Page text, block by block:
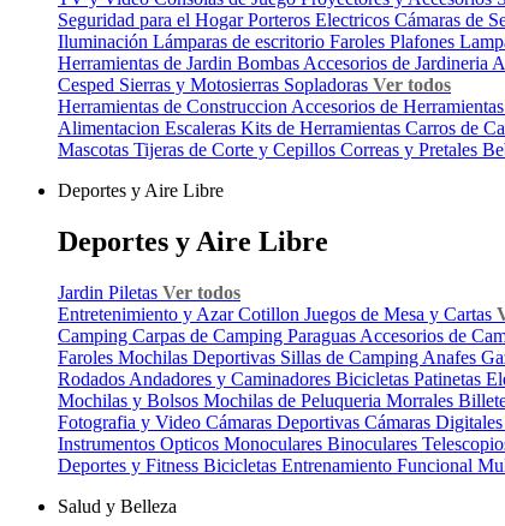
Seguridad para el HogarPorteros Electricos Cámaras de
Iluminación Lámparas de escritorio Faroles Plafones
Herramientas de Jardin Bombas Accesorios de Jardineria
Cesped Sierras y Motosierras Sopladoras Ver todos
Herramientas de Construccion Accesorios de Herramientas
Alimentacion Escaleras Kits de Herramientas Carros de
Mascotas Tijeras de Corte y Cepillos Correas y Pretales
Deportes y Aire Libre
Deportes y Aire Libre
Jardin Piletas Ver todos
Entretenimiento y AzarCotillon Juegos de Mesa y Cartas
Camping Carpas de Camping Paraguas Accesorios de
Faroles Mochilas Deportivas Sillas de Camping Anafes
Rodados Andadores y Caminadores Bicicletas Patinetas
Mochilas y Bolsos Mochilas de Peluqueria Morrales
Fotografia y Video Cámaras Deportivas Cámaras Digitales
Instrumentos Opticos Monoculares Binoculares
Deportes y Fitness Bicicletas Entrenamiento Funcional
Salud y Belleza